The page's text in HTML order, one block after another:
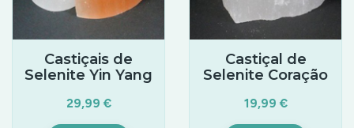
Castiçais de
Selenite Yin Yang
29,99 €
Castiçal de
Selenite Coração
19,99 €